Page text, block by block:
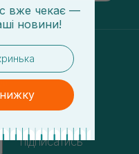
підписатись
вже чекає —
новини!